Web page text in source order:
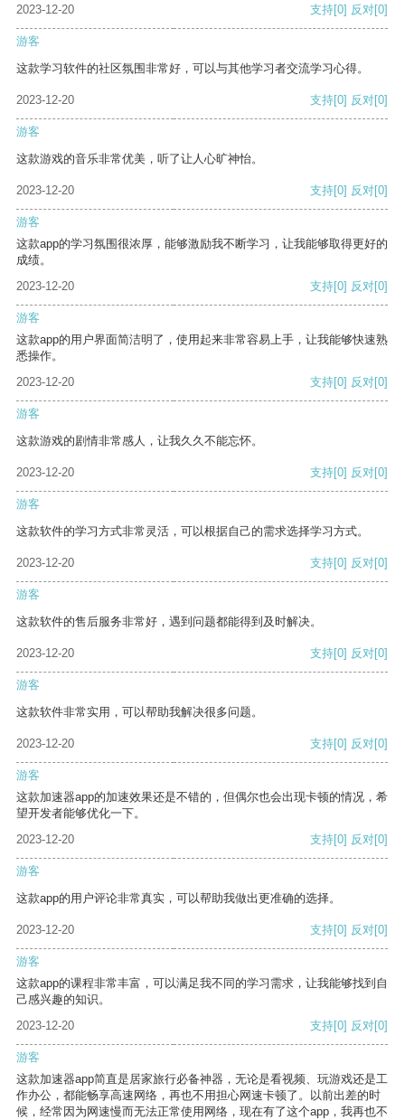
2023-12-20 支持[0] 反对[0]
游客
这款学习软件的社区氛围非常好，可以与其他学习者交流学习心得。
2023-12-20 支持[0] 反对[0]
游客
这款游戏的音乐非常优美，听了让人心旷神怡。
2023-12-20 支持[0] 反对[0]
游客
这款app的学习氛围很浓厚，能够激励我不断学习，让我能够取得更好的
成绩。
2023-12-20
支持[0] 反对[0]
游客
这款app的用户界面简洁明了，使用起来非常容易上手，让我能够快速熟
悉操作。
2023-12-20
支持[0] 反对[0]
游客
这款游戏的剧情非常感人，让我久久不能忘怀。
2023-12-20 支持[0] 反对[0]
游客
这款软件的学习方式非常灵活，可以根据自己的需求选择学习方式。
2023-12-20 支持[0] 反对[0]
游客
这款软件的售后服务非常好，遇到问题都能得到及时解决。
2023-12-20 支持[0] 反对[0]
游客
这款软件非常实用，可以帮助我解决很多问题。
2023-12-20 支持[0] 反对[0]
游客
这款加速器app的加速效果还是不错的，但偶尔也会出现卡顿的情况，希
望开发者能够优化一下。
2023-12-20
支持[0] 反对[0]
游客
这款app的用户评论非常真实，可以帮助我做出更准确的选择。
2023-12-20 支持[0] 反对[0]
游客
这款app的课程非常丰富，可以满足我不同的学习需求，让我能够找到自
己感兴趣的知识。
2023-12-20
支持[0] 反对[0]
游客
这款加速器app简直是居家旅行必备神器，无论是看视频、玩游戏还是工
作办公，都能畅享高速网络，再也不用担心网速卡顿了。以前出差的时
候，经常因为网速慢而无法正常使用网络，现在有了这个app，我再也不